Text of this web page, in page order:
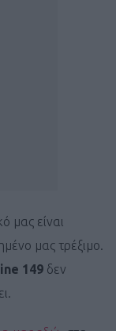
μας είναι
μας τρέξιμο.
149 δεν